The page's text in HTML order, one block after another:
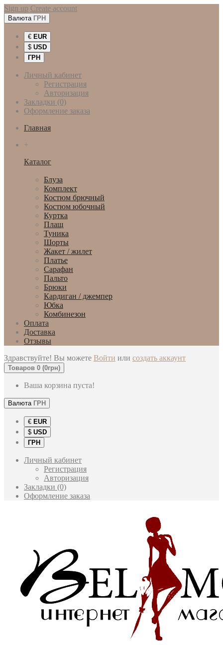
Sign up Create account
Валюта ГРН
€ EUR
$ USD
ГРН
Личный кабинет
Регистрация
Авторизация
Закладки (0)
Оформление заказа
Главная
+
Каталог
Блуза
Комплект
Костюм брючный
Костюм юбочный
Куртка
Плащ
Туника
Шорты
Жакет / жилет
Платье
Сарафан
Пальто
Брюки
Кардиган / джемпер
Юбка
Комбинезон
Оплата
Доставка
Отзывы
Здравствуйте! Вы можете Войти или создать аккаунт
Товаров 0 (0грн)
Ваша корзина пуста!
Валюта ГРН
€ EUR
$ USD
ГРН
Личный кабинет
Регистрация
Авторизация
Закладки (0)
Оформление заказа